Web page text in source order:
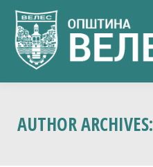
AUTHOR ARCHIVES: